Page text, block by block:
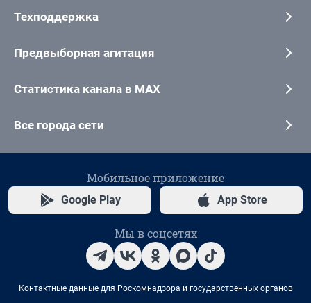
Техподдержка
Предвыборная агитация
Статистика канала в MAX
Все города сети
Мобильное приложение
Google Play App Store
Мы в соцсетях
Контактные данные для Роскомнадзора и государственных органов